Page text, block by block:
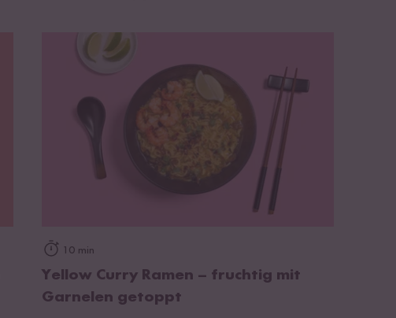
10 min
Yellow Curry Ramen – fruchtig mit
Garnelen getoppt